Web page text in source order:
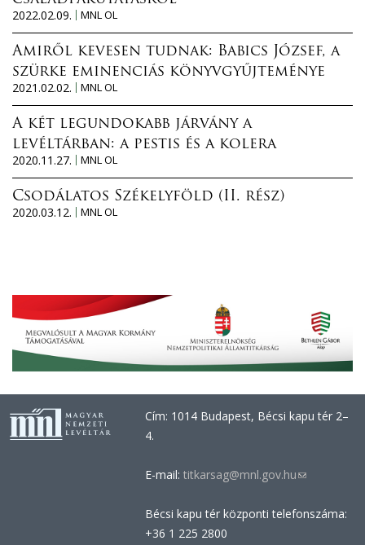
2022.02.09.
MNL OL
Amiről kevesen tudnak: Babics József, a
szürke eminenciás könyvgyűjteménye
2021.02.02.
MNL OL
A két legundokabb járvány a
levéltárban: a pestis és a kolera
2020.11.27.
MNL OL
Csodálatos Székelyföld (II. rész)
2020.03.12.
MNL OL
Cím: 1014 Budapest, Bécsi kapu tér 2–
4.
E-mail: titkarsag@mnl.gov.hu(link
e-
Bécsi kapu tér központi telefonszáma:
+36 1 225 2800